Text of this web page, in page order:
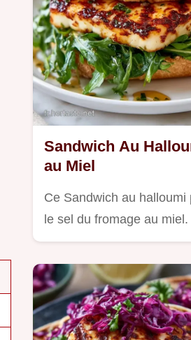
Sandwich Au
au Miel
Ce Sandwich au halloumi
le sel du fromage au miel.